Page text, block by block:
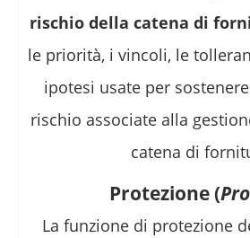
rischio della catena di
le priorità, i vincoli, le
ipotesi usate per
rischio associate alla
catena di
Protezione (
La funzione di protezione